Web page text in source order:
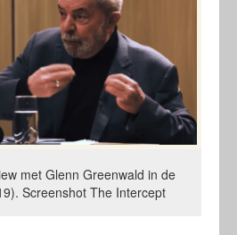
met Glenn Greenwald in de
Screenshot The Intercept